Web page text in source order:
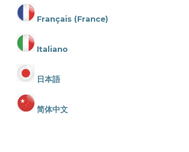
Français (France)
Italiano
日本語
简体中文